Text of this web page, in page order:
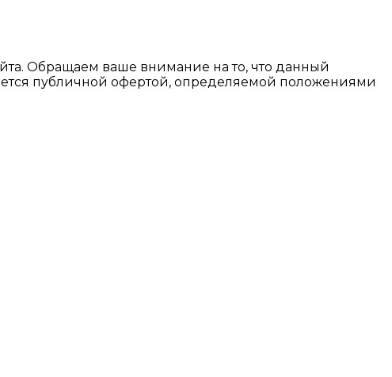
Обращаем ваше внимание на то, что данный
публичной офертой, определяемой положениями